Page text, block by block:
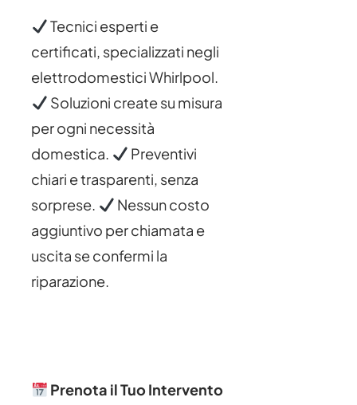
Tecnici esperti e
certificati, specializzati negli
elettrodomestici Whirlpool.
Soluzioni create su misura
per ogni necessità
domestica.
Preventivi
chiari e trasparenti, senza
sorprese.
Nessun costo
aggiuntivo per chiamata e
uscita se confermi la
riparazione.
Prenota il Tuo Intervento